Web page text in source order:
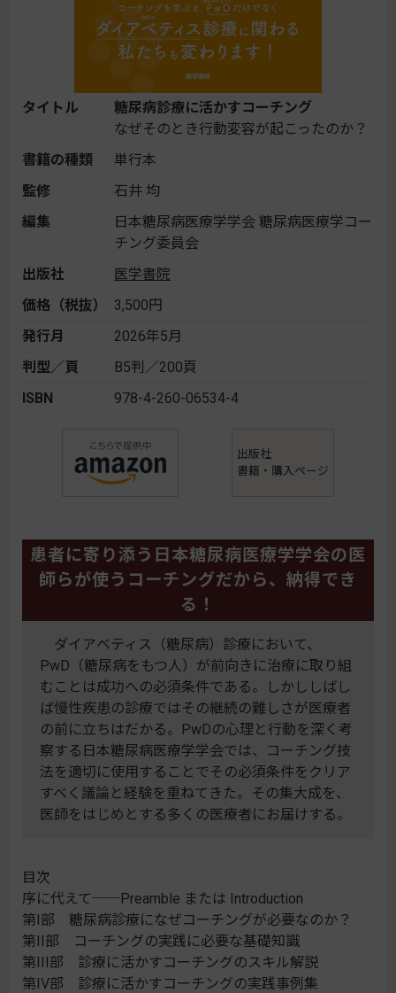
タイトル
糖尿病診療に活かすコーチング
なぜそのとき行動変容が起こったのか？
書籍の種類
単行本
監修
石井 均
編集
日本糖尿病医療学学会 糖尿病医療学コー
チング委員会
出版社
医学書院
価格（税抜）
3,500円
発行月
2026年5月
判型／頁
B5判／200頁
ISBN
978-4-260-06534-4
出版社
書籍・購入ページ
患者に寄り添う日本糖尿病医療学学会の医
師らが使うコーチングだから、納得でき
る！
ダイアベティス（糖尿病）診療において、
PwD（糖尿病をもつ人）が前向きに治療に取り組
むことは成功への必須条件である。しかししばし
ば慢性疾患の診療ではその継続の難しさが医療者
の前に立ちはだかる。PwDの心理と行動を深く考
察する日本糖尿病医療学学会では、コーチング技
法を適切に使用することでその必須条件をクリア
すべく議論と経験を重ねてきた。その集大成を、
医師をはじめとする多くの医療者にお届けする。
目次
序に代えて──Preamble または Introduction
第I部 糖尿病診療になぜコーチングが必要なのか？
第II部 コーチングの実践に必要な基礎知識
第III部 診療に活かすコーチングのスキル解説
第IV部 診療に活かすコーチングの実践事例集